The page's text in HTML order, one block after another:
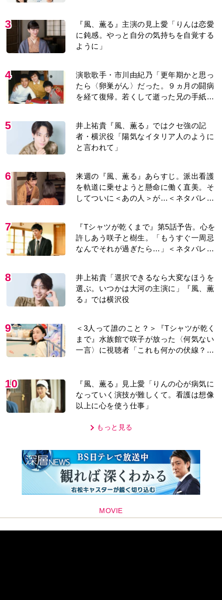
3
『風、薫る』主演の見上愛「りんは恋愛
に鈍感。やっと自分の気持ちを自覚する
ように」
4
演歌歌手・市川由紀乃「更年期かと思っ
たら〈卵巣がん〉だった。９ヵ月の闘病
を経て復帰。若くして逝った兄の手紙を
5
井上祐貴『風、薫る』ではクセ強の記
者・横沢役「陽気なイタリア人のように
と言われて」
6
来週の『風、薫る』あらすじ。派出看護
を軌道に乗せようと懸命に働く直美。そ
してついに＜あの人＞が…＜ネタバレあ
7
『Tシャツが乾くまで』第5話予告。心を
許しあう咲子と樹生。「もうすぐ一周忌
なんでそれが過ぎたら…」＜ネタバレあ
8
井上祐貴「選択できるなら大変なほうを
選ぶ。いつかは大河の主演に」『風、薫
る』では横沢役
9
＜3人って誰のこと？＞『Tシャツが乾く
まで』水族館で咲子が放った〈何気ない
一言〉に視聴者「これも何かの伏線？」
10
『風、薫る』見上愛「りんの心が病気に
なっていく演技が難しくて。看護は想像
以上に心を使う仕事」
もっと見る
MOVIE